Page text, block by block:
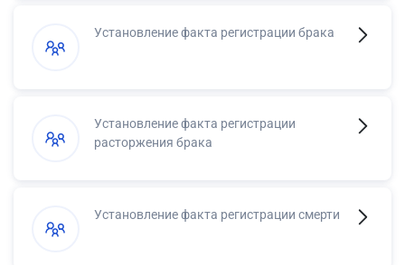
Установление факта регистрации брака
Установление факта регистрации
расторжения брака
Установление факта регистрации смерти